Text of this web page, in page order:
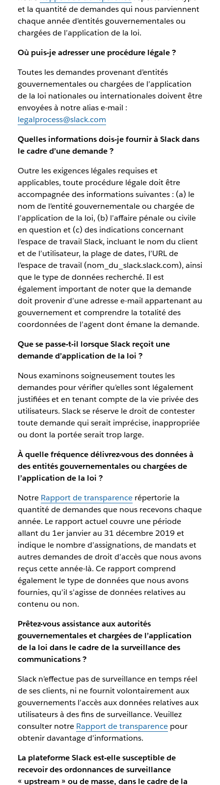
et la quantité de demandes qui nous parviennent
chaque année d’entités gouvernementales ou
chargées de l’application de la loi.
Où puis-je adresser une procédure légale ?
Toutes les demandes provenant d’entités
gouvernementales ou chargées de l’application
de la loi nationales ou internationales doivent être
envoyées à notre alias e-mail :
legalprocess@slack.com
Quelles informations dois-je fournir à Slack dans
le cadre d’une demande ?
Outre les exigences légales requises et
applicables, toute procédure légale doit être
accompagnée des informations suivantes : (a) le
nom de l’entité gouvernementale ou chargée de
l’application de la loi, (b) l’affaire pénale ou civile
en question et (c) des indications concernant
l’espace de travail Slack, incluant le nom du client
et de l’utilisateur, la plage de dates, l’URL de
l’espace de travail (nom_du_slack.slack.com), ainsi
que le type de données recherché. Il est
également important de noter que la demande
doit provenir d’une adresse e-mail appartenant au
gouvernement et comprendre la totalité des
coordonnées de l’agent dont émane la demande.
Que se passe-t-il lorsque Slack reçoit une
demande d’application de la loi ?
Nous examinons soigneusement toutes les
demandes pour vérifier qu’elles sont légalement
justifiées et en tenant compte de la vie privée des
utilisateurs. Slack se réserve le droit de contester
toute demande qui serait imprécise, inappropriée
ou dont la portée serait trop large.
À quelle fréquence délivrez-vous des données à
des entités gouvernementales ou chargées de
l’application de la loi ?
Notre Rapport de transparencerépertorie la
quantité de demandes que nous recevons chaque
année. Le rapport actuel couvre une période
allant du 1er janvier au 31 décembre 2019 et
indique le nombre d’assignations, de mandats et
autres demandes de droit d’accès que nous avons
reçus cette année-là. Ce rapport comprend
également le type de données que nous avons
fournies, qu’il s’agisse de données relatives au
contenu ou non.
Prêtez-vous assistance aux autorités
gouvernementales et chargées de l’application
de la loi dans le cadre de la surveillance des
communications ?
Slack n’effectue pas de surveillance en temps réel
de ses clients, ni ne fournit volontairement aux
gouvernements l’accès aux données relatives aux
utilisateurs à des fins de surveillance. Veuillez
consulter notre Rapport de transparencepour
obtenir davantage d’informations.
La plateforme Slack est-elle susceptible de
recevoir des ordonnances de surveillance
« upstream » ou de masse, dans le cadre de la